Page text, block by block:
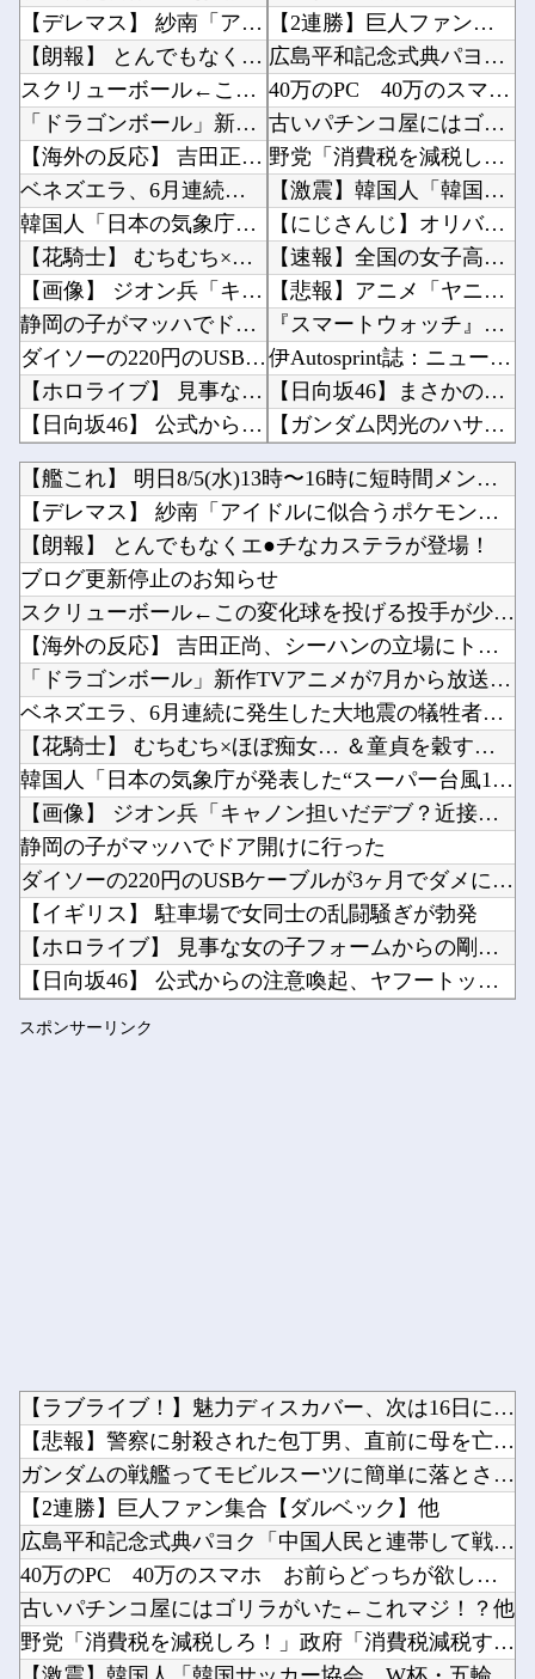
【デレマス】 紗南「アイドルに似合うポケモン？」
【朗報】 とんでもなくエ●チなカステラが登場！
スクリューボール←この変化球を投げる投手が少ない理由
「ドラゴンボール」新作TVアニメが7月から放送されるぞ！
【海外の反応】 吉田正尚、シーハンの立場にトドメを刺す5号弾！「日本ではレジェンドなんだぜ...
ベネズエラ、6月連続に発生した大地震の犠牲者が「6000人超」に
韓国人「日本の気象庁が発表した“スーパー台風13号”の予想進路をご覧ください・・・」→「こ...
【花騎士】 むちむち×ほぼ痴女… ＆童貞を穀す服っぽい服をきたホウオウボクへの反応！！！
【画像】 ジオン兵「キャノン担いだデブ？近接は無理だろ（笑）」→
静岡の子がマッハでドア開けに行った
ダイソーの220円のUSBケーブルが3ヶ月でダメになったんやが
【ホロライブ】 見事な女の子フォームからの剛速球
【日向坂46】 公式からの注意喚起、ヤフートップに掲載される
【NMB48】 安部若菜アイドル最後の日
【私はあなたの味方】 交際歴ゼロの同級生宅に唐揚げや文庫本を20回以上届けた24歳女を逮捕
【動画】 ＡＩで「パルクール映像」を作ったらなんかコワい結果に…ｗ！！
Powered by livedoor 相互RSS
【2連勝】巨人ファン集合【ダルベック】他
広島平和記念式典パヨク「中国人民と連帯して戦おー！悪政高市を打倒するぞー！」他
40万のPC 40万のスマホ お前らどっちが欲しい？他
古いパチンコ屋にはゴリラがいた←これマジ！？他
野党「消費税を減税しろ！」政府「消費税減税するわｗ」野党「消費税を減税するな！」他
【激震】韓国人「韓国サッカー協会、W杯・五輪で複数回の性接待を行い審判を買収していたことが...
【にじさんじ】オリバー久しぶりに100連で入手他
【速報】全国の女子高生、お前らに苦言ｗｗｗｗｗｗｗｗｗｗ他
【悲報】アニメ「ヤニねこ」、喫煙・違法薬物の使用がBPOで問題視されるｗｗｗｗ他
『スマートウォッチ』って言うほど必要か？他
伊Autosprint誌：ニューエイ代表渾身のアストンマーチンAMR26を改善に導いた最大...
【日向坂46】まさかの楽曲も披露！『三期生LIVE』愛知公演のレポがこちら他
【ガンダム閃光のハサウェイ】GGG「ギギ・アンダルシア 水着Ver.」フィギュア【出荷日更...
【緊急】例の激安iPhone Air、ついにセール終了のカウントダウンが開始他
【雑談】ホロライブ掲示板：ホロ速：PART2【配信実況可】他
【画像】ファイアーエムブレム新作、エッチキャラが実装されて始まるｗｗｗｗｗ他
野田クリスタルさん「イラストレーターの人が『AIに仕事を奪われる』って言ってるけど、あなた...
【悲報】京アニの新作アニメ、普通につまらない…他
「Linuxで十分じゃね…？」世界が気付き始める他
「やつらの目は節穴か？」と日米に見切りをつけた欧州投資家の選択に衝撃を受ける人が続出、日英...
【甲子園速報】神村学園、九州対決を制し1回戦突破→東筑に「もうちょっと粘れ」温かいエールｗ...
Powered by livedoor 相互RSS
【艦これ】 明日8/5(水)13時〜16時に短時間メンテを実...
【デレマス】 紗南「アイドルに似合うポケモン？」
【朗報】 とんでもなくエ●チなカステラが登場！
ブログ更新停止のお知らせ
スクリューボール←この変化球を投げる投手が少ない理由
【海外の反応】 吉田正尚、シーハンの立場にトドメを刺す5号弾...
「ドラゴンボール」新作TVアニメが7月から放送されるぞ！
ベネズエラ、6月連続に発生した大地震の犠牲者が「6000人超...
【花騎士】 むちむち×ほぼ痴女… ＆童貞を穀す服っぽい服をき...
韓国人「日本の気象庁が発表した“スーパー台風13号”の予想進...
【画像】 ジオン兵「キャノン担いだデブ？近接は無理だろ（笑）...
静岡の子がマッハでドア開けに行った
ダイソーの220円のUSBケーブルが3ヶ月でダメになったんや...
【イギリス】 駐車場で女同士の乱闘騒ぎが勃発
【ホロライブ】 見事な女の子フォームからの剛速球
【日向坂46】 公式からの注意喚起、ヤフートップに掲載される
【NMB48】 安部若菜アイドル最後の日
スポンサーリンク
【ラブライブ！】魅力ディスカバー、次は16日にランジュ【虹ヶ...
【悲報】警察に射殺された包丁男、直前に母を亡くし精神的ショッ...
ガンダムの戦艦ってモビルスーツに簡単に落とされるけど・・・・...
【2連勝】巨人ファン集合【ダルベック】他
広島平和記念式典パヨク「中国人民と連帯して戦おー！悪政高市を...
40万のPC 40万のスマホ お前らどっちが欲しい？他
古いパチンコ屋にはゴリラがいた←これマジ！？他
野党「消費税を減税しろ！」政府「消費税減税するわｗ」野党「消...